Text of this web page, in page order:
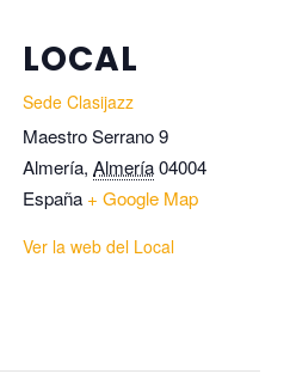
LOCAL
Sede Clasijazz
Maestro Serrano 9
Almería, Almería04004
España + Google Map
Ver la web del Local